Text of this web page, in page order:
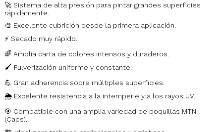
🚀 Sistema de alta presión para pintar grandes superficies
rápidamente.
🎨 Excelente cubrición desde la primera aplicación.
⚡ Secado muy rápido.
🌈 Amplia carta de colores intensos y duraderos.
🖌️ Pulverización uniforme y constante.
💪 Gran adherencia sobre múltiples superficies.
🌦️ Excelente resistencia a la intemperie y a los rayos UV.
🎯 Compatible con una amplia variedad de boquillas MTN
(Caps).